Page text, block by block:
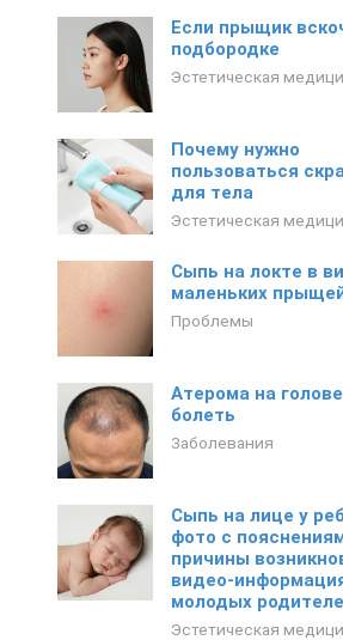
Если прыщик
подбородке
Эстетическая
Почему нужно
пользоваться
для тела
Эстетическая
Сыпь на локте в
маленьких
Проблемы
Атерома на
болеть
Заболевания
Сыпь на лице у
фото с
причины
видео-
молодых
Эстетическая